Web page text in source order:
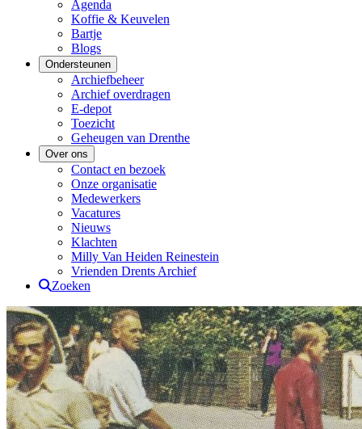
Agenda
Koffie & Keuvelen
Bartje
Blogs
Ondersteunen
Archiefbeheer
Archief overdragen
E-depot
Toezicht
Geheugen van Drenthe
Over ons
Contact en bezoek
Onze organisatie
Medewerkers
Vacatures
Nieuws
Klachten
Milly Van Heiden Reinestein
Vrienden Drents Archief
Zoeken
Drents Archief